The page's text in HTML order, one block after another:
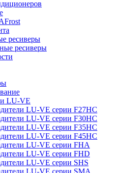
ресиверы
ресиверы
LU-VE
LU-VE серии F27HC
LU-VE серии F30HC
LU-VE серии F35HC
LU-VE серии F45HC
LU-VE серии FHA
LU-VE серии FHD
LU-VE серии SHS
LU-VE серии SMA